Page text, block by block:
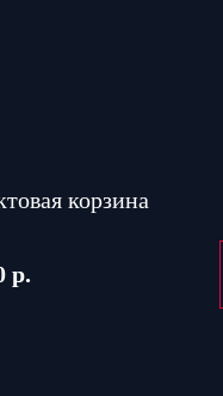
корзина
р.